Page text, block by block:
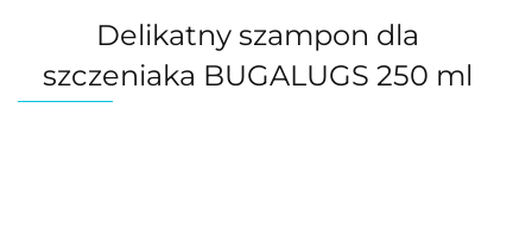
Delikatny szampon dla
szczeniaka BUGALUGS 250 ml